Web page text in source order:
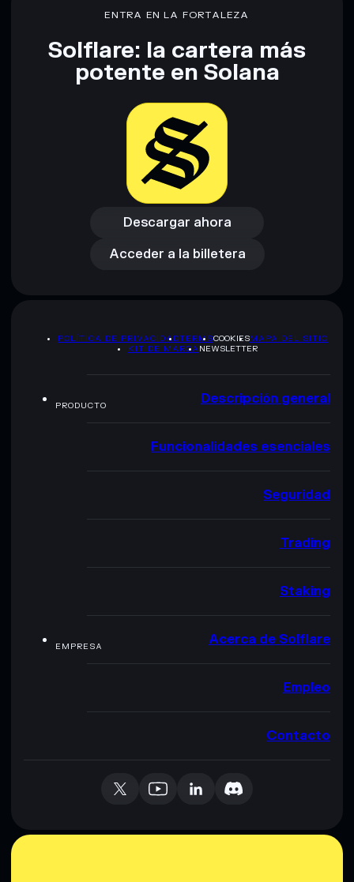
ENTRA EN LA FORTALEZA
Solflare: la cartera más
potente en Solana
Descargar ahora
Descargar ahora
Acceder a la billetera
Acceder a la billetera
POLÍTICA DE PRIVACIDADTERMSCOOKIESMAPA DEL SITIO
KIT DE MARCA NEWSLETTER
PRODUCTO Descripción general
Funcionalidades esenciales
Seguridad
Trading
Staking
EMPRESA Acerca de Solflare
Empleo
Contacto